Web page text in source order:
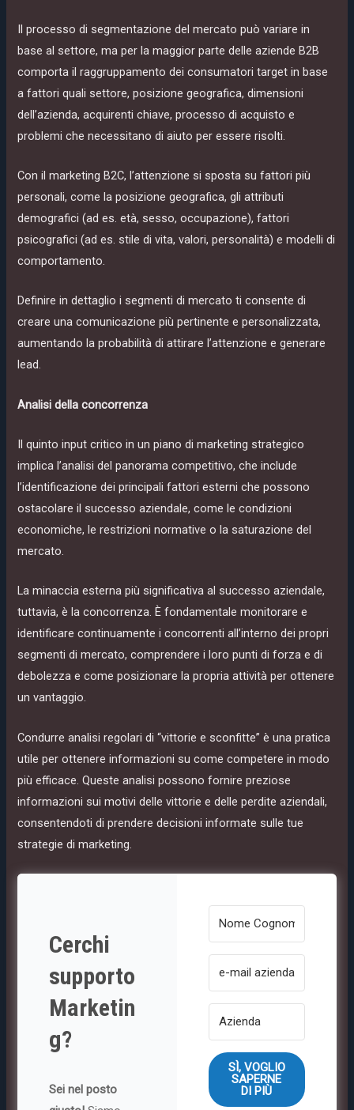
Il processo di segmentazione del mercato può variare in
base al settore, ma per la maggior parte delle aziende B2B
comporta il raggruppamento dei consumatori target in base
a fattori quali settore, posizione geografica, dimensioni
dell’azienda, acquirenti chiave, processo di acquisto e
problemi che necessitano di aiuto per essere risolti.
Con il marketing B2C, l’attenzione si sposta su fattori più
personali, come la posizione geografica, gli attributi
demografici (ad es. età, sesso, occupazione), fattori
psicografici (ad es. stile di vita, valori, personalità) e modelli di
comportamento.
Definire in dettaglio i segmenti di mercato ti consente di
creare una comunicazione più pertinente e personalizzata,
aumentando la probabilità di attirare l’attenzione e generare
lead.
Analisi della concorrenza
Il quinto input critico in un piano di marketing strategico
implica l’analisi del panorama competitivo, che include
l’identificazione dei principali fattori esterni che possono
ostacolare il successo aziendale, come le condizioni
economiche, le restrizioni normative o la saturazione del
mercato.
La minaccia esterna più significativa al successo aziendale,
tuttavia, è la concorrenza. È fondamentale monitorare e
identificare continuamente i concorrenti all’interno dei propri
segmenti di mercato, comprendere i loro punti di forza e di
debolezza e come posizionare la propria attività per ottenere
un vantaggio.
Condurre analisi regolari di “vittorie e sconfitte” è una pratica
utile per ottenere informazioni su come competere in modo
più efficace. Queste analisi possono fornire preziose
informazioni sui motivi delle vittorie e delle perdite aziendali,
consentendoti di prendere decisioni informate sulle tue
strategie di marketing.
Cerchi
supporto
Marketin
g?
Sei nel posto
SÌ, VOGLIO
SAPERNE
DI PIÙ